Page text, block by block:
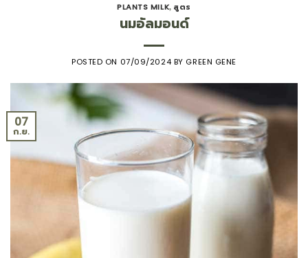
PLANTS MILK, สูตร
นมอัลมอนด์
POSTED ON 07/09/2024 BY GREEN GENE
07
ก.ย.